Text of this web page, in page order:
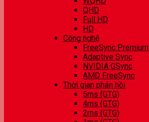
QHD
Full HD
HD
Công nghệ
FreeSync Premium
Adaptive Sync
NVIDIA GSync
AMD FreeSync
Thời gian phản hồi
5ms (GTG)
4ms (GTG)
2ms (GTG)